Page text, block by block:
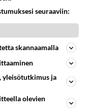
seuraaviin:
skannaamalla
yleisötutkimus ja
olevien